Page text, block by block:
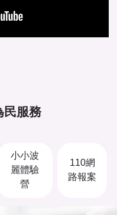
民服務
小小波
麗體驗
營
110網
路報案